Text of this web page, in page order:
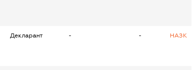
Декларант - - НАЗК